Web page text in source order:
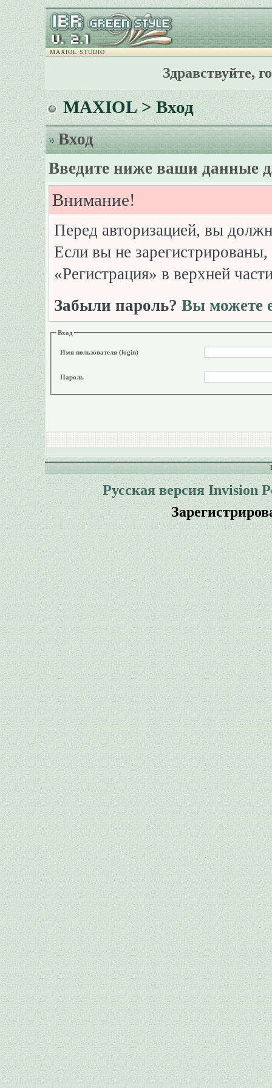
MAXIOL STUDIO
Здравствуйте,
MAXIOL> Вход
Вход
Введите ниже ваши данные
Внимание!
Перед авторизацией, вы
Если вы не
«Регистрация» в верхней
Забыли пароль? Вы можете
Вход
Имя пользователя (login)
Пароль
Русская версия Invision